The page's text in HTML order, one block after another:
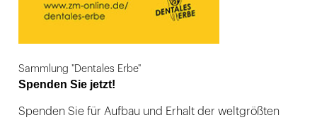
Sammlung "Dentales Erbe"
Spenden Sie jetzt!
Spenden Sie für Aufbau und Erhalt der weltgrößten